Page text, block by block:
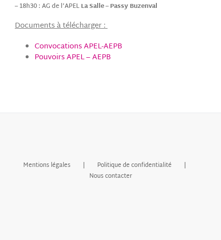
– 18h30 : AG de l’APELLa Salle – Passy Buzenval
Documents à télécharger :
Convocations APEL-AEPB
Pouvoirs APEL – AEPB
Mentions légales
Politique de confidentialité
Nous contacter